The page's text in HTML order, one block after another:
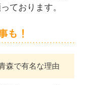
ております。
森で有名な理由